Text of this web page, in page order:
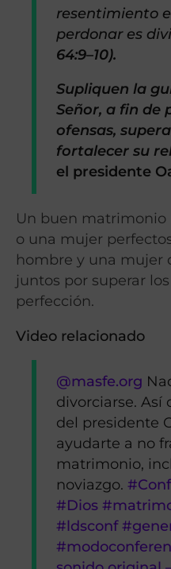
resentimiento
perdonar es
64:9–10).
Supliquen la
Señor, a fin de
ofensas,
fortalecer su
el presidente
Un buen
o una mujer
hombre y una mujer
juntos por superar
perfección.
Video relacionado
@masfe.org
divorciarse. Así
del presidente
ayudarte a no
matrimonio,
noviazgo.
#Dios
#ldsconf